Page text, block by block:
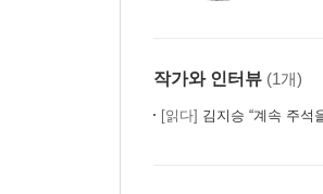
작가와 인터뷰 (1개)
[읽다] 김지승 “계속 주석